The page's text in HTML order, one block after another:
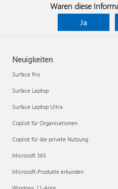
Waren diese
Ja
Neuigkeiten
Surface Pro
Surface Laptop
Surface Laptop Ultra
Copilot für Organisationen
Copilot für die private Nutzung
Microsoft 365
Microsoft-Produkte erkunden